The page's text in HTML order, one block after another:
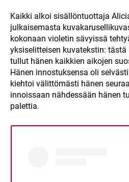
Kaikki alkoi sisällöntuottaja
julkaisemasta
kokonaan violetin sävyissä
yksiselitteisen kuvatekstin:
tullut hänen kaikkien aikojen
Hänen innostuksensa oli
kiehtoi välittömästi hänen
innoissaan nähdessään hänen
palettia.